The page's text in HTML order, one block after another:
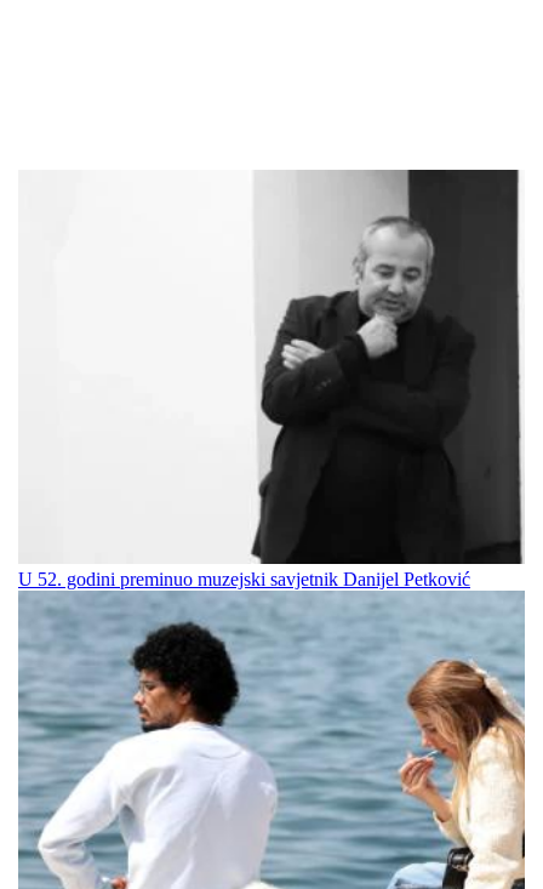
U 52. godini preminuo muzejski savjetnik Danijel Petković